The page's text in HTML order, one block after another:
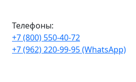
Телефоны:
+7 (800) 550-40-72
+7 (962) 220-99-95 (WhatsApp)